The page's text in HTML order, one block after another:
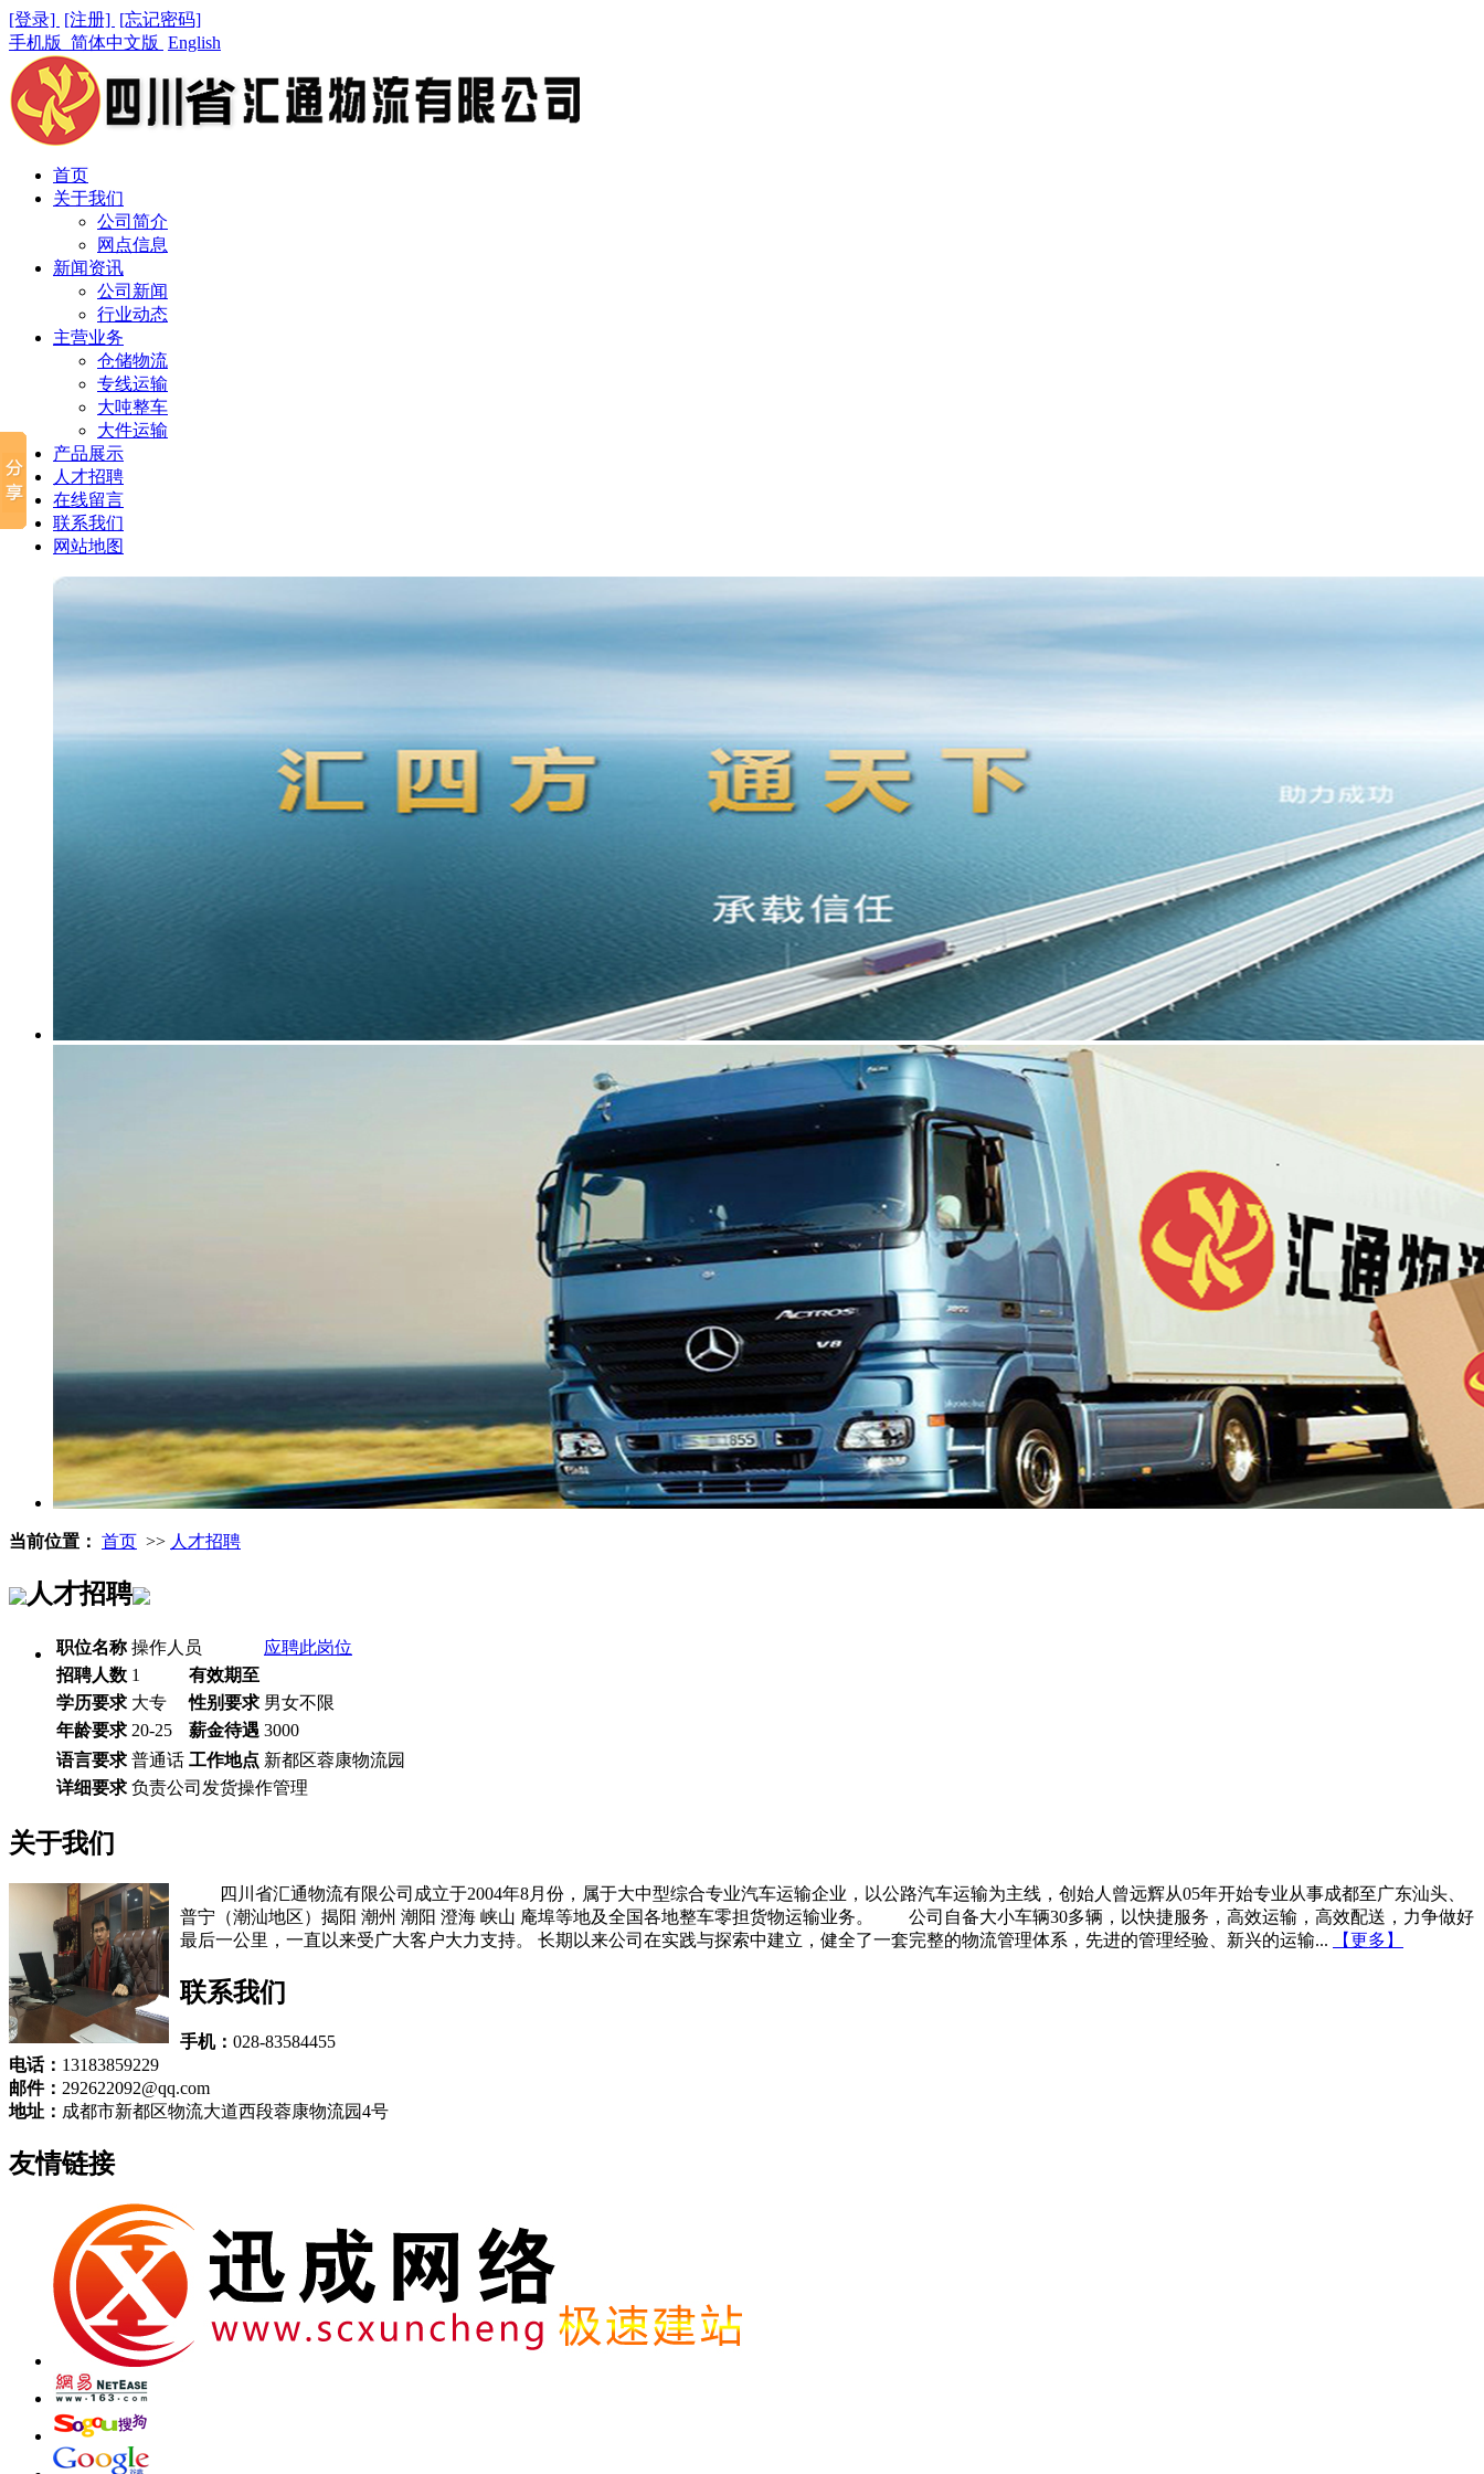
[登录] [注册] [忘记密码]
手机版 简体中文版 English
首页
关于我们
公司简介
网点信息
新闻资讯
公司新闻
行业动态
主营业务
仓储物流
专线运输
大吨整车
大件运输
产品展示
人才招聘
在线留言
联系我们
网站地图
当前位置： 首页 >> 人才招聘
人才招聘
职位名称 操作人员
应聘此岗位
招聘人数 1
有效期至
学历要求 大专 性别要求 男女不限
年龄要求 20-25 薪金待遇 3000
语言要求 普通话 工作地点 新都区蓉康物流园
详细要求 负责公司发货操作管理
关于我们
四川省汇通物流有限公司成立于2004年8月份，属于大中型综合专业汽车运输企业，以公路汽车运输为主线，创始人曾远辉从05年开始专业从事成都至广东汕头、
普宁（潮汕地区）揭阳 潮州 潮阳 澄海 峡山 庵埠等地及全国各地整车零担货物运输业务。 公司自备大小车辆30多辆，以快捷服务，高效运输，高效配送，力争做好
最后一公里，一直以来受广大客户大力支持。 长期以来公司在实践与探索中建立，健全了一套完整的物流管理体系，先进的管理经验、新兴的运输...
【更多】
联系我们
手机： 028-83584455
电话： 13183859229
邮件： 292622092@qq.com
地址： 成都市新都区物流大道西段蓉康物流园4号
友情链接